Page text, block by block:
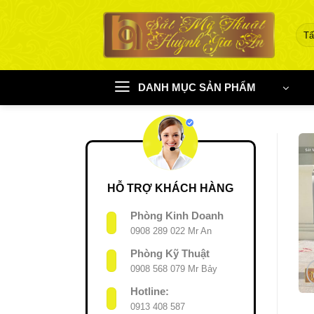
DANH MỤC SẢN PHẨM
HỖ TRỢ KHÁCH HÀNG
Phòng Kinh Doanh
0908 289 022 Mr An
Phòng Kỹ Thuật
0908 568 079 Mr Bảy
Hotline:
0913 408 587